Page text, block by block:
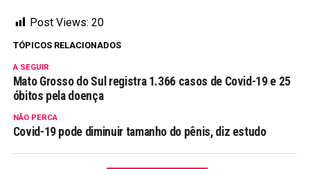
Post Views: 20
TÓPICOS RELACIONADOS
A SEGUIR
Mato Grosso do Sul registra 1.366 casos de Covid-19 e 25
óbitos pela doença
NÃO PERCA
Covid-19 pode diminuir tamanho do pênis, diz estudo